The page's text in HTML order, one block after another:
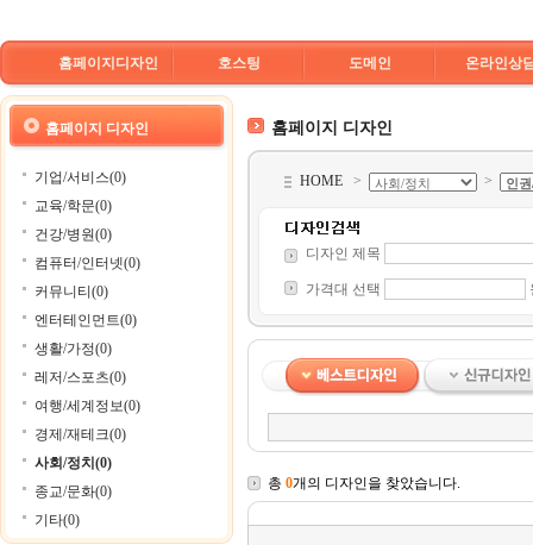
홈페이지디자인 호스팅 도메인 온라인상
홈페이지 디자인
기업/서비스(0)
교육/학문(0)
건강/병원(0)
컴퓨터/인터넷(0)
커뮤니티(0)
엔터테인먼트(0)
생활/가정(0)
레저/스포츠(0)
여행/세계정보(0)
경제/재테크(0)
사회/정치(0)
종교/문화(0)
기타(0)
홈페이지 디자인
HOME > >
디자인 제목
가격대 선택
총 0개의 디자인을 찾았습니다.